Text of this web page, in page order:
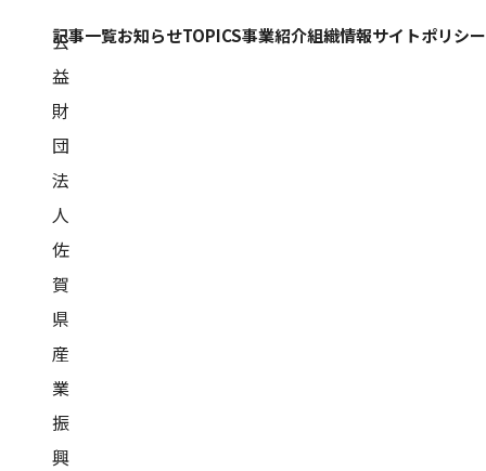
公
益
財
団
法
人
佐
賀
県
産
業
振
興
記事一覧お知らせTOPICS事業紹介組織情報サイトポリシー